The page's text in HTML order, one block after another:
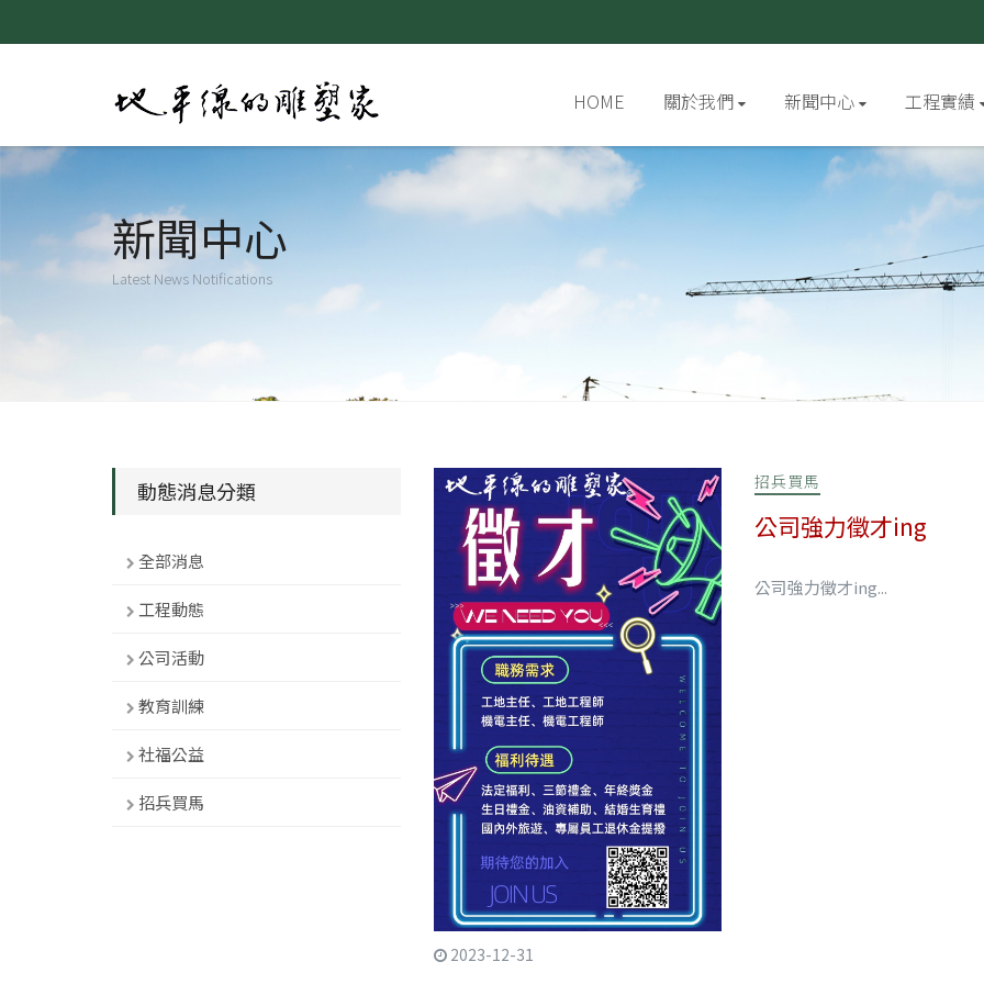
HOME 關於我們 新聞中心 工程實績
新聞中心
Latest News Notifications
動態消息分類
全部消息
工程動態
公司活動
教育訓練
社福公益
招兵買馬
2023-12-31
招兵買馬
公司強力徵才ing
公司強力徵才ing...